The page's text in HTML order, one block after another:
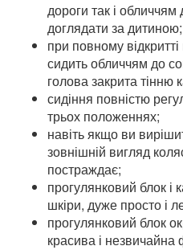
дороги так і
доглядати за дитиною;
при повному
сидить обличчям до
голова закрита
сидіння повністю
трьох положеннях;
навіть якщо ви
зовнішній вигляд
постраждає;
прогулянковий блок
шкіри, дуже просто і
прогулянковий блок
красива і